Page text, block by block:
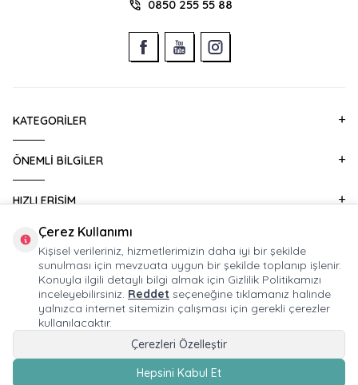
0850 255 55 88
KATEGORILER
ÖNEMLI BILGILER
HIZLI ERIŞIM
KURUMSAL SATIŞ
E-BÜLTEN ABONELIĞI
© 2026 HUPALUPA Mağaza İşletmeciliği Ticaret A.Ş. Tüm Hakları Saklıdır.
-Soft
Çerez Kullanımı
Kişisel verileriniz, hizmetlerimizin daha iyi bir şekilde
sunulması için mevzuata uygun bir şekilde toplanıp işlenir.
Konuyla ilgili detaylı bilgi almak için Gizlilik Politikamızı
inceleyebilirsiniz. Reddet seçeneğine tıklamanız halinde
yalnızca internet sitemizin çalışması için gerekli çerezler
kullanılacaktır.
Çerezleri Özelleştir
Hepsini Kabul Et